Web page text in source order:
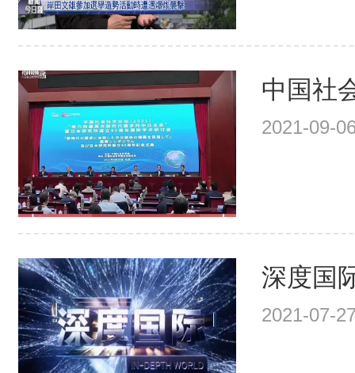
中国社
2021-09-
深度国
2021-07-